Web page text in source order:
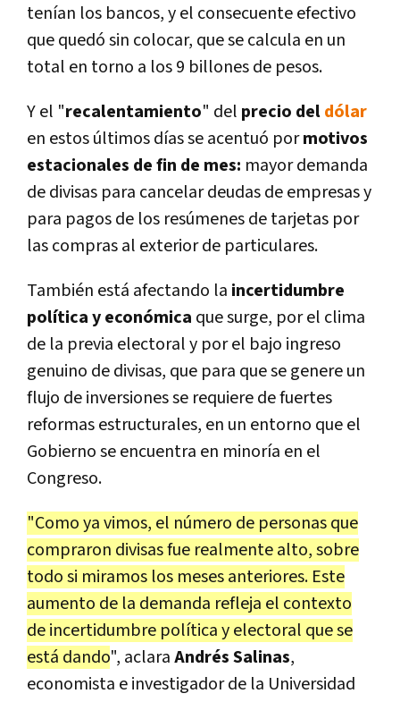
tenían los bancos, y el consecuente efectivo
que quedó sin colocar, que se calcula en un
total en torno a los 9 billones de pesos.
Y el "recalentamiento" del precio deldólar
en estos últimos días se acentuó pormotivos
estacionales de fin de mes: mayor demanda
de divisas para cancelar deudas de empresas y
para pagos de los resúmenes de tarjetas por
las compras al exterior de particulares.
También está afectando la incertidumbre
política y económica que surge, por el clima
de la previa electoral y por el bajo ingreso
genuino de divisas, que para que se genere un
flujo de inversiones se requiere de fuertes
reformas estructurales, en un entorno que el
Gobierno se encuentra en minoría en el
Congreso.
"Como ya vimos, el número de personas que
compraron divisas fue realmente alto, sobre
todo si miramos los meses anteriores. Este
aumento de la demanda refleja el contexto
de incertidumbre política y electoral que se
está dando", aclaraAndrés Salinas,
economista e investigador de la Universidad